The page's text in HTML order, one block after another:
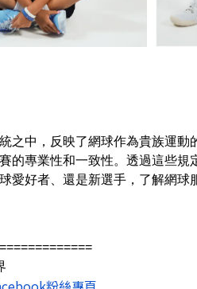
之中，反映了網球作為貴族運
的專業性和一致性。透過這些
愛好者、還是新選手，了解網